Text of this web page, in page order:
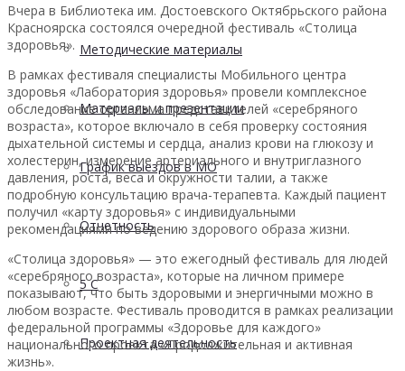
Методические материалы
Материалы и презентации
График выездов в МО
Отчетность
5 С
Проектная деятельность
Вчера в Библиотека им. Достоевского Октябрьского района
Красноярска состоялся очередной фестиваль «Столица
здоровья».
В рамках фестиваля специалисты Мобильного центра
здоровья «Лаборатория здоровья» провели комплексное
обследование организма представителей «серебряного
возраста», которое включало в себя проверку состояния
дыхательной системы и сердца, анализ крови на глюкозу и
холестерин, измерение артериального и внутриглазного
давления, роста, веса и окружности талии, а также
подробную консультацию врача-терапевта. Каждый пациент
получил «карту здоровья» с индивидуальными
рекомендациями по ведению здорового образа жизни.
«Столица здоровья» — это ежегодный фестиваль для людей
«серебряного возраста», которые на личном примере
показывают, что быть здоровыми и энергичными можно в
любом возрасте. Фестиваль проводится в рамках реализации
федеральной программы «Здоровье для каждого»
национального проекта «Продолжительная и активная
жизнь».